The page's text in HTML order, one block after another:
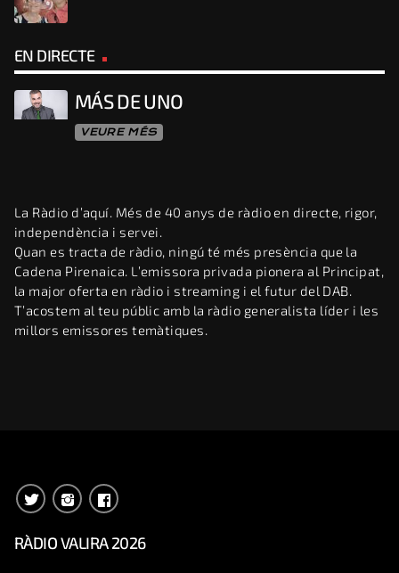
EN DIRECTE
MÁS DE UNO
VEURE MÉS
La Ràdio d’aquí. Més de 40 anys de ràdio en directe, rigor,
independència i servei.
Quan es tracta de ràdio, ningú té més presència que la
Cadena Pirenaica. L’emissora privada pionera al Principat,
la major oferta en ràdio i streaming i el futur del DAB.
T’acostem al teu públic amb la ràdio generalista líder i les
millors emissores temàtiques.
RÀDIO VALIRA 2026